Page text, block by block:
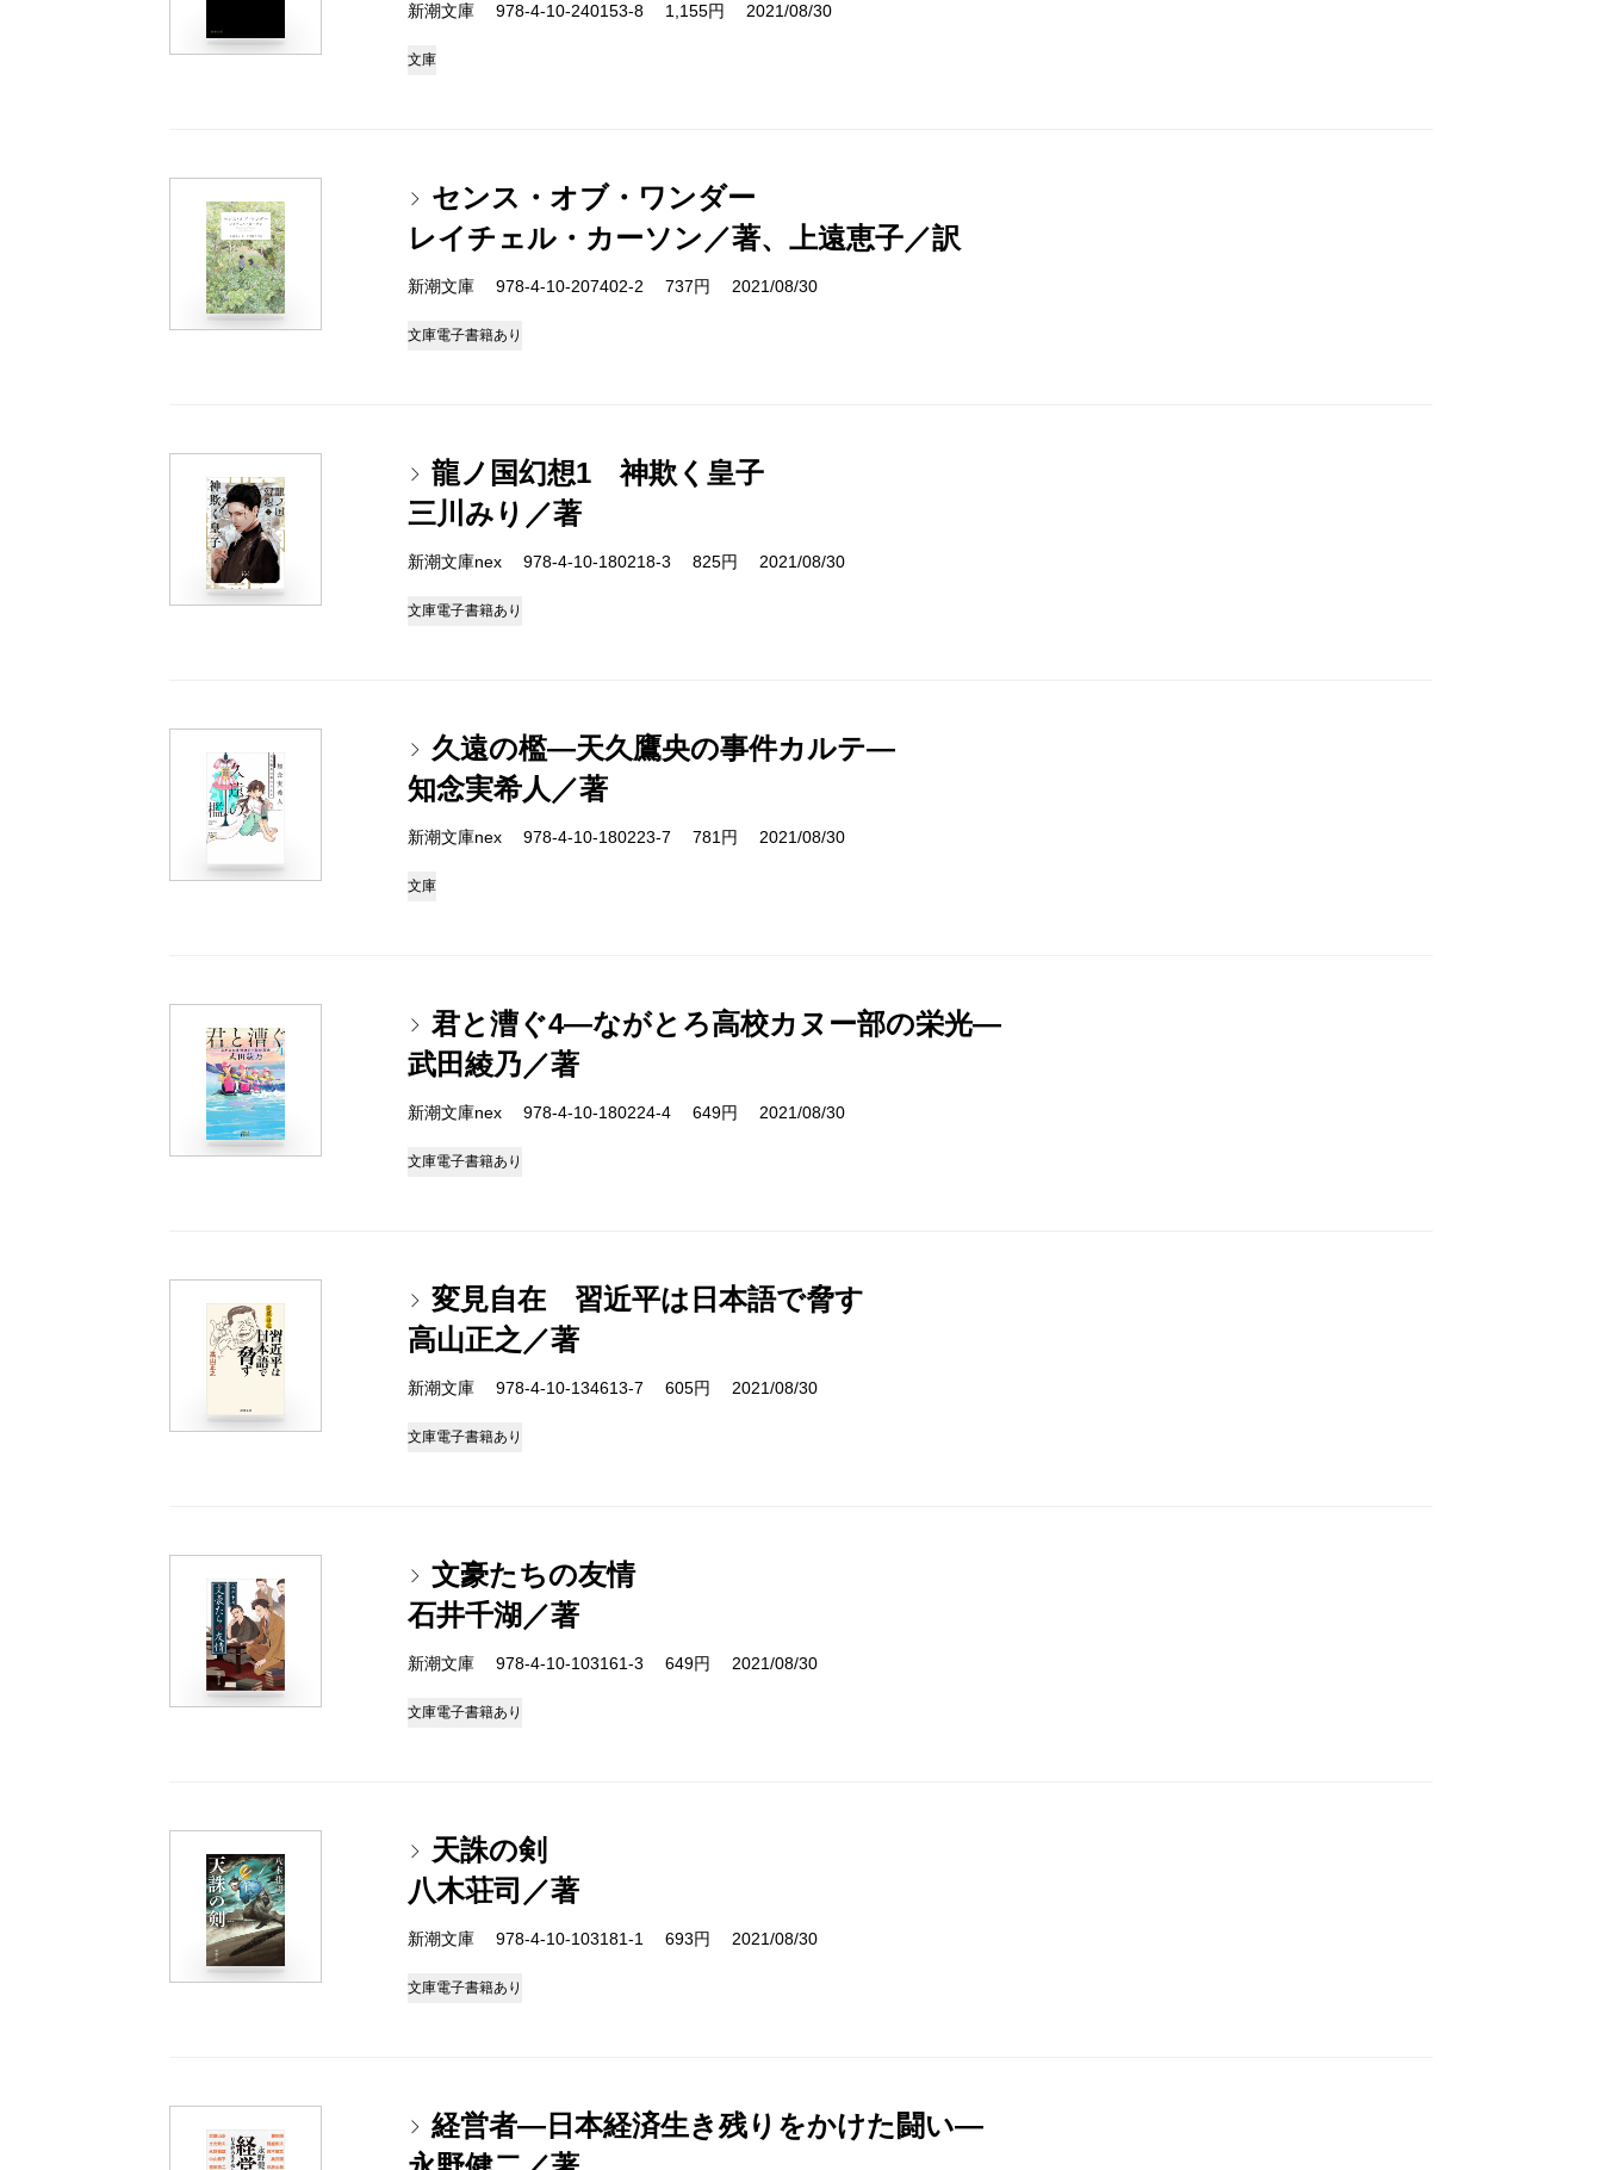
新潮文庫 978-4-10-240153-8 1,155円 2021/08/30
文庫
センス・オブ・ワンダー
レイチェル・カーソン／著、上遠恵子／訳
新潮文庫 978-4-10-207402-2 737円 2021/08/30
文庫電子書籍あり
龍ノ国幻想1 神欺く皇子
三川みり／著
新潮文庫nex 978-4-10-180218-3 825円 2021/08/30
文庫電子書籍あり
久遠の檻―天久鷹央の事件カルテ―
知念実希人／著
新潮文庫nex 978-4-10-180223-7 781円 2021/08/30
文庫
君と漕ぐ4―ながとろ高校カヌー部の栄光―
武田綾乃／著
新潮文庫nex 978-4-10-180224-4 649円 2021/08/30
文庫電子書籍あり
変見自在 習近平は日本語で脅す
高山正之／著
新潮文庫 978-4-10-134613-7 605円 2021/08/30
文庫電子書籍あり
文豪たちの友情
石井千湖／著
新潮文庫 978-4-10-103161-3 649円 2021/08/30
文庫電子書籍あり
天誅の剣
八木荘司／著
新潮文庫 978-4-10-103181-1 693円 2021/08/30
文庫電子書籍あり
経営者―日本経済生き残りをかけた闘い―